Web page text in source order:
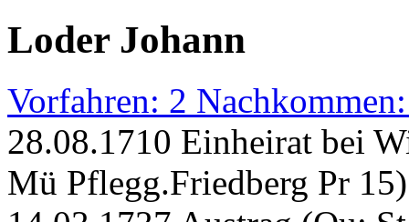
Loder Johann
Vorfahren: 2
28.08.1710 Einheirat bei
Mü Pflegg.Friedberg Pr 15)